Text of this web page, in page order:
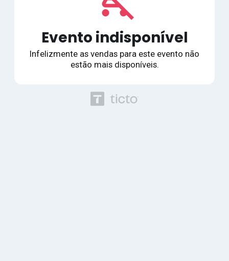
Evento indisponível
Infelizmente as vendas para este evento não
estão mais disponíveis.